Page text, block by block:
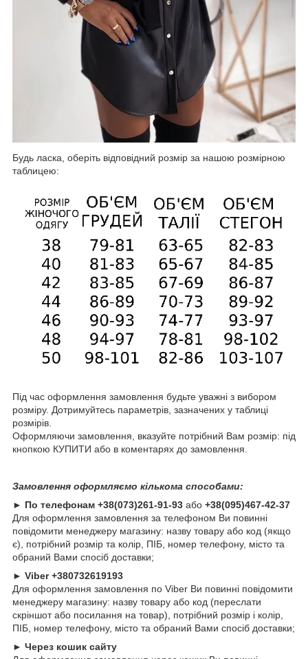
Будь ласка, оберіть відповідний розмір за нашою розмірною
таблицею:
Під час оформлення замовлення будьте уважні з вибором
розміру. Дотримуйтесь параметрів, зазначених у таблиці
розмірів.
Оформляючи замовлення, вказуйте потрібний Вам розмір: під
кнопкою КУПИТИ або в коментарях до замовлення.
Замовлення оформляємо кількома способами:
► По телефонам +38(073)261-91-93 або +38(095)467-42-37
Для оформлення замовлення за телефоном Ви повинні
повідомити менеджеру магазину: назву товару або код (якщо
є), потрібний розмір та колір, ПІБ, номер телефону, місто та
обраний Вами спосіб доставки;
► Viber +380732619193
Для оформлення замовлення по Viber Ви повинні повідомити
менеджеру магазину: назву товару або код (переслати
скріншот або посилання на товар), потрібний розмір і колір,
ПІБ, номер телефону, місто та обраний Вами спосіб доставки;
► Через кошик сайту